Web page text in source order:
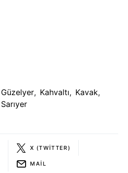
Güzelyer, Kahvaltı, Kavak,
Sarıyer
X (TWITTER)
MAIL